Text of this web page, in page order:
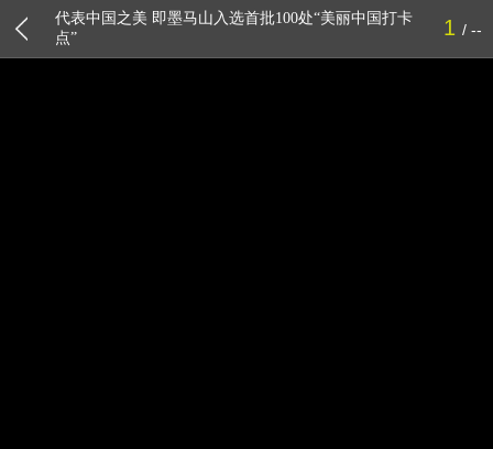
代表中国之美 即墨马山入选首批100处“美丽中国打卡
点”
1 --
浏览全部
缩略图